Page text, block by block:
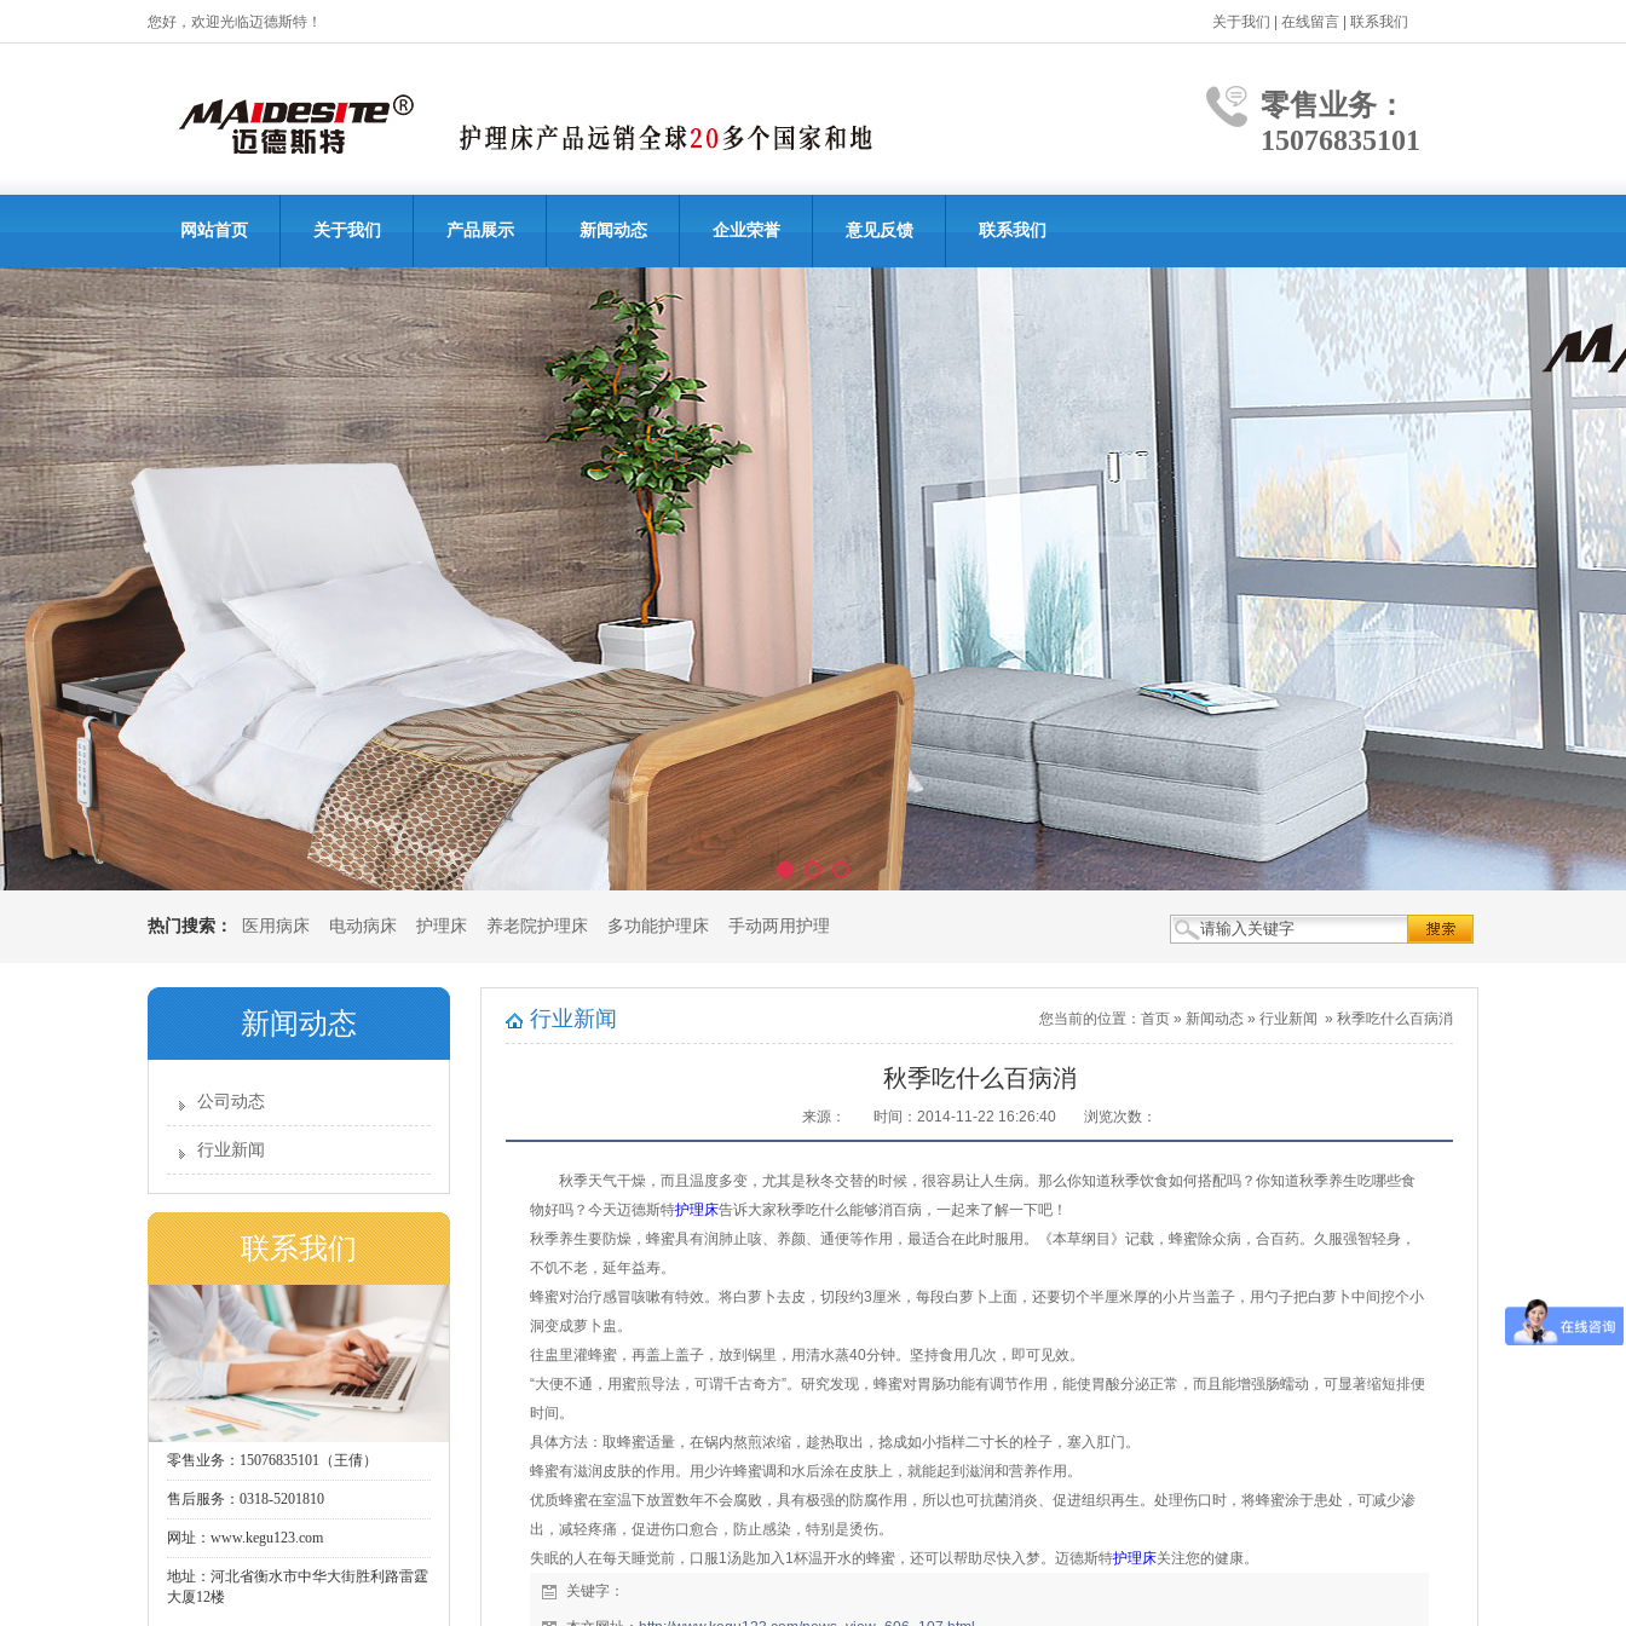
您好，欢迎光临迈德斯特！ 关于我们 在线留言 联系我们
零售业务：
15076835101
网站首页 关于我们 产品展示 新闻动态 企业荣誉 意见反馈 联系我们
热门搜索： 医用病床 电动病床 护理床 养老院护理床 多功能护理床 手动两用护理床
垫 多功能坐垫
新闻动态
公司动态
行业新闻
联系我们
零售业务：15076835101（王倩）
售后服务：0318-5201810
网址：www.kegu123.com
地址：河北省衡水市中华大街胜利路雷霆
大厦12楼
行业新闻 您当前的位置： 首页 » 新闻动态 » 行业新闻 » 秋季吃什么百病消
秋季吃什么百病消
来源： 时间：2014-11-22 16:26:40 浏览次数：
秋季天气干燥，而且温度多变，尤其是秋冬交替的时候，很容易让人生病。那么你知道秋季饮食如何搭配吗？你知道秋季养生吃哪些食
物好吗？今天迈德斯特护理床告诉大家秋季吃什么能够消百病，一起来了解一下吧！
秋季养生要防燥，蜂蜜具有润肺止咳、养颜、通便等作用，最适合在此时服用。《本草纲目》记载，蜂蜜除众病，合百药。久服强智轻身，
不饥不老，延年益寿。
蜂蜜对治疗感冒咳嗽有特效。将白萝卜去皮，切段约3厘米，每段白萝卜上面，还要切个半厘米厚的小片当盖子，用勺子把白萝卜中间挖个小
洞变成萝卜盅。
往盅里灌蜂蜜，再盖上盖子，放到锅里，用清水蒸40分钟。坚持食用几次，即可见效。
“大便不通，用蜜煎导法，可谓千古奇方”。研究发现，蜂蜜对胃肠功能有调节作用，能使胃酸分泌正常，而且能增强肠蠕动，可显著缩短排便
时间。
具体方法：取蜂蜜适量，在锅内熬煎浓缩，趁热取出，捻成如小指样二寸长的栓子，塞入肛门。
蜂蜜有滋润皮肤的作用。用少许蜂蜜调和水后涂在皮肤上，就能起到滋润和营养作用。
优质蜂蜜在室温下放置数年不会腐败，具有极强的防腐作用，所以也可抗菌消炎、促进组织再生。处理伤口时，将蜂蜜涂于患处，可减少渗
出，减轻疼痛，促进伤口愈合，防止感染，特别是烫伤。
失眠的人在每天睡觉前，口服1汤匙加入1杯温开水的蜂蜜，还可以帮助尽快入梦。迈德斯特护理床关注您的健康。
关键字：